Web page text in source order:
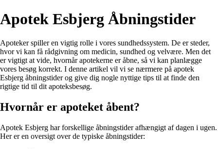
Apotek Esbjerg Åbningstider
Apoteker spiller en vigtig rolle i vores sundhedssystem. De er steder,
hvor vi kan få rådgivning om medicin, sundhed og velvære. Men det
er vigtigt at vide, hvornår apotekerne er åbne, så vi kan planlægge
vores besøg korrekt. I denne artikel vil vi se nærmere på apotek
Esbjerg åbningstider og give dig nogle nyttige tips til at finde den
rigtige tid til dit apoteksbesøg.
Hvornår er apoteket åbent?
Apotek Esbjerg har forskellige åbningstider afhængigt af dagen i ugen.
Her er en oversigt over de typiske åbningstider: